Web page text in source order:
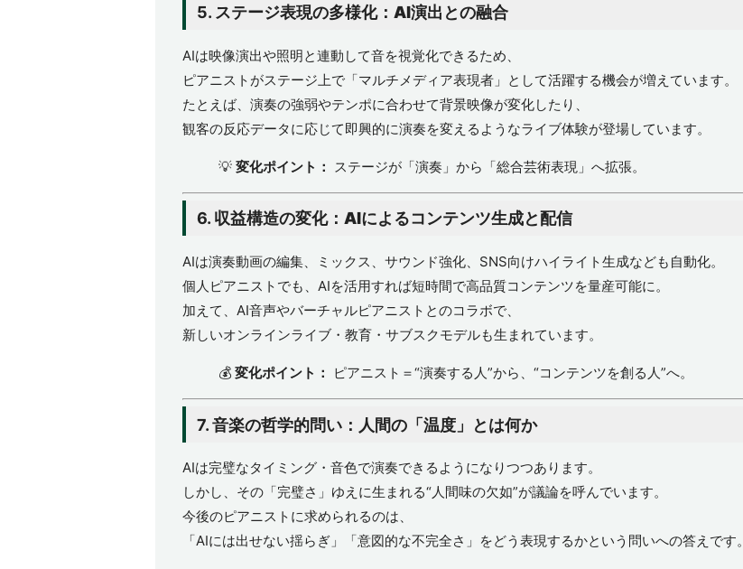
5. ステージ表現の多様化：AI演出との融合
AIは映像演出や照明と連動して音を視覚化できるため、
ピアニストがステージ上で「マルチメディア表現者」として活躍する機会が増えています。
たとえば、演奏の強弱やテンポに合わせて背景映像が変化したり、
観客の反応データに応じて即興的に演奏を変えるようなライブ体験が登場しています。
💡 変化ポイント： ステージが「演奏」から「総合芸術表現」へ拡張。
6. 収益構造の変化：AIによるコンテンツ生成と配信
AIは演奏動画の編集、ミックス、サウンド強化、SNS向けハイライト生成なども自動化。
個人ピアニストでも、AIを活用すれば短時間で高品質コンテンツを量産可能に。
加えて、AI音声やバーチャルピアニストとのコラボで、
新しいオンラインライブ・教育・サブスクモデルも生まれています。
💰 変化ポイント： ピアニスト＝“演奏する人”から、“コンテンツを創る人”へ。
7.音楽の哲学的問い：人間の「温度」とは何か
AIは完璧なタイミング・音色で演奏できるようになりつつあります。
しかし、その「完璧さ」ゆえに生まれる“人間味の欠如”が議論を呼んでいます。
今後のピアニストに求められるのは、
「AIには出せない揺らぎ」「意図的な不完全さ」をどう表現するかという問いへの答えです。